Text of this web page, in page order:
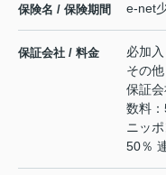
保険名 / 保険期間 e-net
保証会社 / 料金
必加入
その他
保証
数料
ニッ
50％